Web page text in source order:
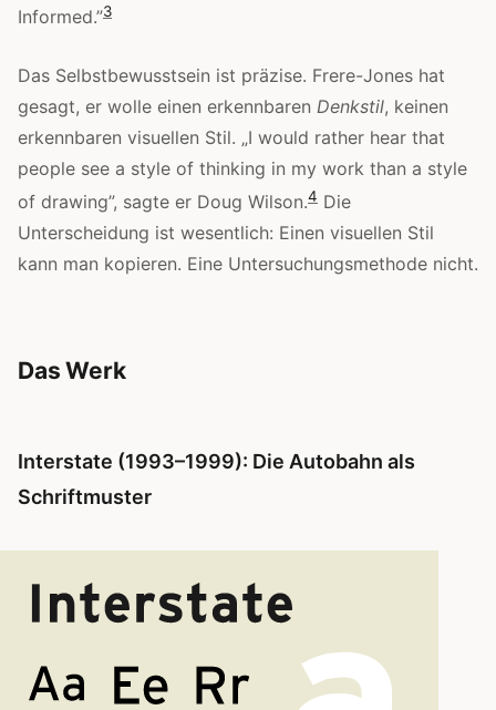
Informed.”3
Das Selbstbewusstsein ist präzise. Frere-Jones hat
gesagt, er wolle einen erkennbaren Denkstil, keinen
erkennbaren visuellen Stil. „I would rather hear that
people see a style of thinking in my work than a style
of drawing”, sagte er Doug Wilson.4 Die
Unterscheidung ist wesentlich: Einen visuellen Stil
kann man kopieren. Eine Untersuchungsmethode nicht.
Das Werk
Interstate (1993–1999): Die Autobahn als
Schriftmuster